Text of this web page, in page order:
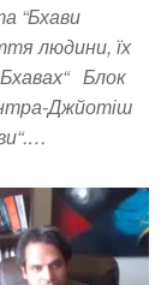
“Бхави
людини, їх
Блок
Джйотіш